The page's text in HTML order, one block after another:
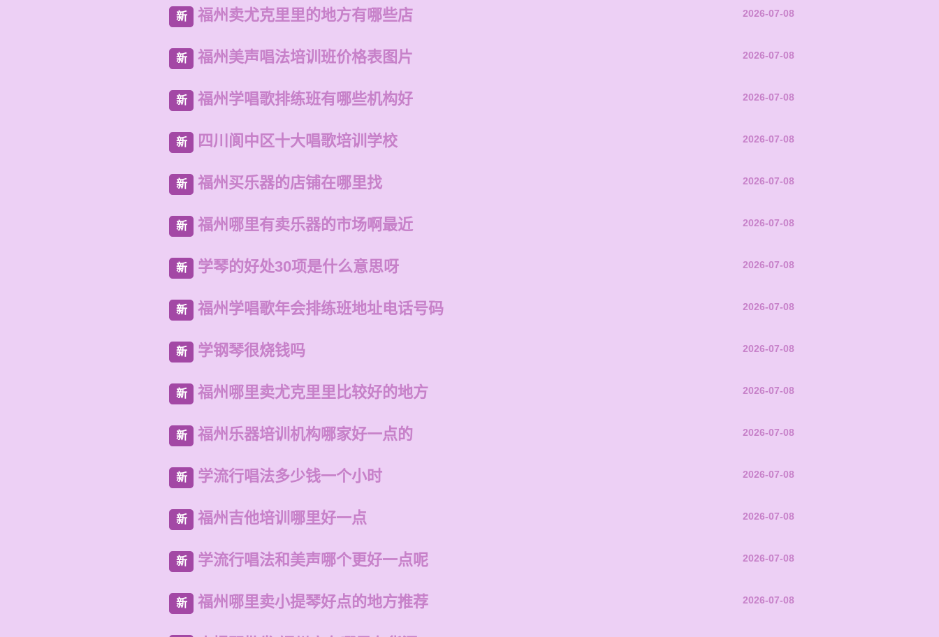
新 福州卖尤克里里的地方有哪些店 2026-07-08
新 福州美声唱法培训班价格表图片 2026-07-08
新 福州学唱歌排练班有哪些机构好 2026-07-08
新 四川阆中区十大唱歌培训学校 2026-07-08
新 福州买乐器的店铺在哪里找 2026-07-08
新 福州哪里有卖乐器的市场啊最近 2026-07-08
新 学琴的好处30项是什么意思呀 2026-07-08
新 福州学唱歌年会排练班地址电话号码 2026-07-08
新 学钢琴很烧钱吗 2026-07-08
新 福州哪里卖尤克里里比较好的地方 2026-07-08
新 福州乐器培训机构哪家好一点的 2026-07-08
新 学流行唱法多少钱一个小时 2026-07-08
新 福州吉他培训哪里好一点 2026-07-08
新 学流行唱法和美声哪个更好一点呢 2026-07-08
新 福州哪里卖小提琴好点的地方推荐 2026-07-08